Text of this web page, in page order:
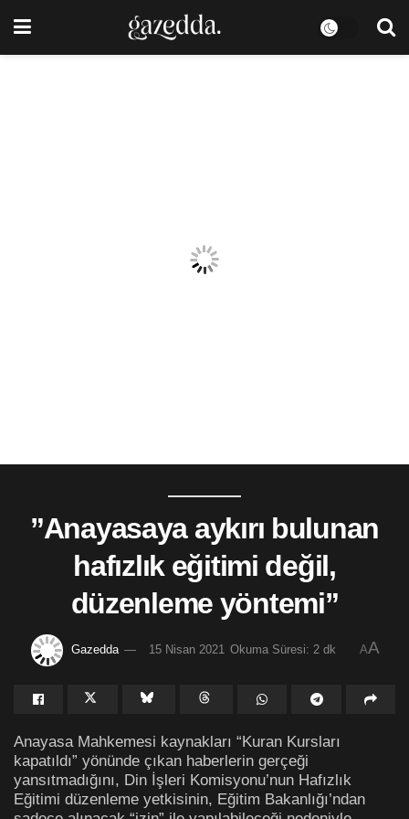
”Anayasaya aykırı bulunan
hafızlık eğitimi değil,
düzenleme yöntemi”
Gazedda 15 Nisan 2021 Okuma Süresi: 2 dk AA
Anayasa Mahkemesi kaynakları “Kuran Kursları
kapatıldı” yönünde çıkan haberlerin gerçeği
yansıtmadığını, Din İşleri Komisyonu’nun Hafızlık
Eğitimi düzenleme yetkisinin, Eğitim Bakanlığı’ndan